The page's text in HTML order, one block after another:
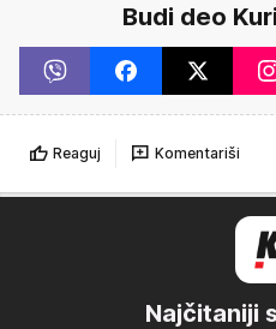
Budi deo
Reaguj Komentariši
Najčitaniji